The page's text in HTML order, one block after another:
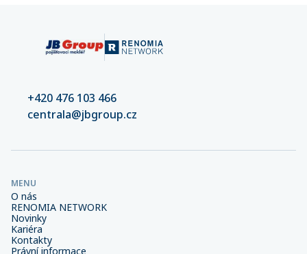
+420 476 103 466
centrala@jbgroup.cz
MENU
O nás
RENOMIA NETWORK
Novinky
Kariéra
Kontakty
Právní informace